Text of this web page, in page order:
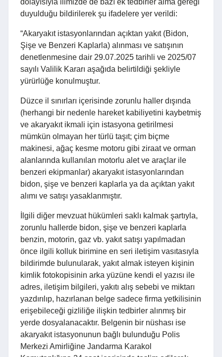
dolayısıyla ilimizde de bazı ek tedbirler alma gereği
duyulduğu bildirilerek şu ifadelere yer verildi:
“Akaryakıt istasyonlarından açıktan yakıt (Bidon,
Şişe ve Benzeri Kaplarla) alınması ve satışının
denetlenmesine dair 29.07.2025 tarihli ve 2025/07
sayılı Valilik Kararı aşağıda belirtildiği şekliyle
yürürlüğe konulmuştur.
Düzce il sınırları içerisinde zorunlu haller dışında
(herhangi bir nedenle hareket kabiliyetini kaybetmiş
ve akaryakıt ikmali için istasyona getirilmesi
mümkün olmayan her türlü taşıt; çim biçme
makinesi, ağaç kesme motoru gibi ziraat ve orman
alanlarında kullanılan motorlu alet ve araçlar ile
benzeri ekipmanlar) akaryakıt istasyonlarından
bidon, şişe ve benzeri kaplarla ya da açıktan yakıt
alımı ve satışı yasaklanmıştır.
İlgili diğer mevzuat hükümleri saklı kalmak şartıyla,
zorunlu hallerde bidon, şişe ve benzeri kaplarla
benzin, motorin, gaz vb. yakıt satışı yapılmadan
önce ilgili kolluk birimine en seri iletişim vasıtasıyla
bildirimde bulunularak, yakıt almak isteyen kişinin
kimlik fotokopisinin arka yüzüne kendi el yazısı ile
adres, iletişim bilgileri, yakıtı alış sebebi ve miktarı
yazdırılıp, hazırlanan belge sadece firma yetkilisinin
erişebileceği gizliliğe ilişkin tedbirler alınmış bir
yerde dosyalanacaktır. Belgenin bir nüshası ise
akaryakıt istasyonunun bağlı bulunduğu Polis
Merkezi Amirliğine Jandarma Karakol